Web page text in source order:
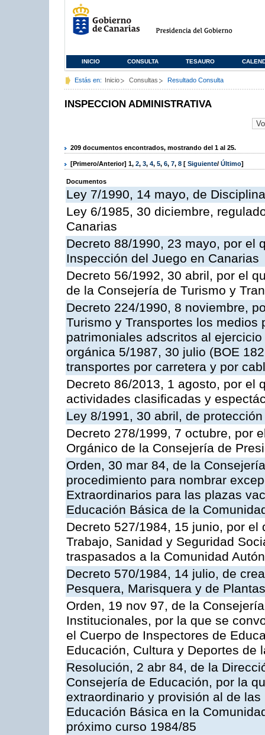
INICIO CONSULTA TESAURO
Estás en: Inicio Consultas Resultado Consulta
INSPECCION ADMINISTRATIVA
209 documentos encontrados, mostrando del 1 al 25.
[Primero/Anterior] 1, 2, 3, 4, 5, 6, 7, 8 [ Siguiente/ Último]
Documentos
Ley 7/1990, 14 mayo, de
Ley 6/1985, 30 diciembre,
Canarias
Decreto 88/1990, 23 mayo, por el
Inspección del Juego en Canarias
Decreto 56/1992, 30 abril, por el
de la Consejería de Turismo y
Decreto 224/1990, 8 noviembre,
Turismo y Transportes los
patrimoniales adscritos al
orgánica 5/1987, 30 julio (BOE
transportes por carretera y por
Decreto 86/2013, 1 agosto, por el
actividades clasificadas y
Ley 8/1991, 30 abril, de
Decreto 278/1999, 7 octubre, por
Orgánico de la Consejería de
Orden, 30 mar 84, de la
procedimiento para nombrar
Extraordinarios para las plazas
Educación Básica de la
Decreto 527/1984, 15 junio, por
Trabajo, Sanidad y Seguridad
traspasados a la Comunidad
Decreto 570/1984, 14 julio, de
Pesquera, Marisquera y de
Orden, 19 nov 97, de la
Institucionales, por la que se
el Cuerpo de Inspectores de
Educación, Cultura y Deportes de
Resolución, 2 abr 84, de la
Consejería de Educación, por la
extraordinario y provisión al de
Educación Básica en la
próximo curso 1984/85